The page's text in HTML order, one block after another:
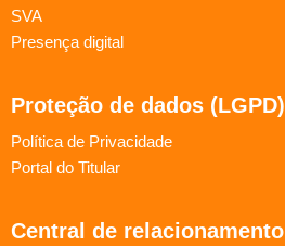
SVA
Presença digital
Proteção de dados (LGPD)
Política de Privacidade
Portal do Titular
Central de relacionamento